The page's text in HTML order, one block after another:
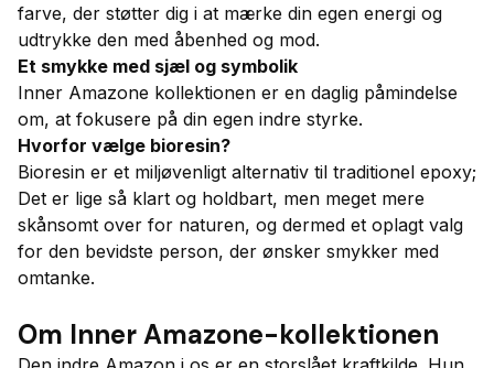
farve, der støtter dig i at mærke din egen energi og
udtrykke den med åbenhed og mod.
Et smykke med sjæl og symbolik
Inner Amazone kollektionen er en daglig påmindelse
om, at fokusere på din egen indre styrke.
Hvorfor vælge bioresin?
Bioresin er et miljøvenligt alternativ til traditionel epoxy;
Det er lige så klart og holdbart, men meget mere
skånsomt over for naturen, og dermed et oplagt valg
for den bevidste person, der ønsker smykker med
omtanke.
Om Inner Amazone-kollektionen